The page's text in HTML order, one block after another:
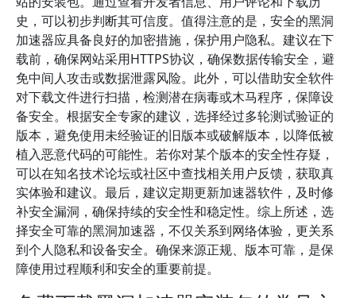
史，可以初步判断其可信度。值得注意的是，安全的黑洞
加速器应具备良好的加密措施，保护用户隐私。建议在下
载前，确保网站采用HTTPS协议，确保数据传输安全，避
免中间人攻击或数据泄露风险。此外，可以借助安全软件
对下载文件进行扫描，检测潜在病毒或木马程序，保障设
备安全。根据安全专家的建议，选择经过多轮测试验证的
版本，避免使用未经验证的旧版本或破解版本，以降低被
植入恶意代码的可能性。若你对某个版本的安全性存疑，
可以在知名技术论坛或社区中查找相关用户反馈，获取真
实体验和建议。最后，建议定期更新加速器软件，及时修
补安全漏洞，确保持续的安全性和稳定性。综上所述，选
择安全可靠的黑洞加速器，不仅关系到网络体验，更关系
到个人隐私和设备安全。确保来源正规、版本可靠，是保
障使用过程顺利和安全的重要前提。